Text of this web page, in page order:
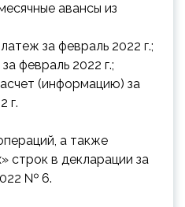
авансы из
за февраль 2022 г.;
февраль 2022 г.;
(информацию) за
г.
а также
строк в декларации за
№ 6.